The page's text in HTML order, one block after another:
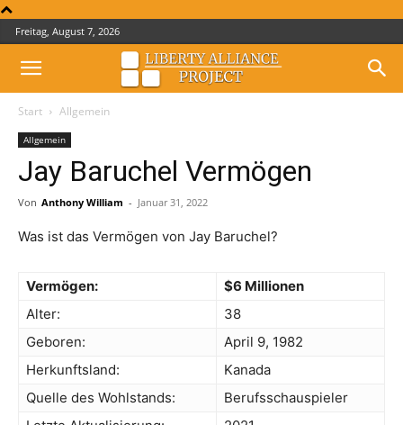
Freitag, August 7, 2026
Start Allgemein
Allgemein
Jay Baruchel Vermögen
Von Anthony William - Januar 31, 2022
Was ist das Vermögen von Jay Baruchel?
Vermögen:
$6 Millionen
Alter:
38
Geboren:
April 9, 1982
Herkunftsland:
Kanada
Quelle des Wohlstands:
Berufsschauspieler